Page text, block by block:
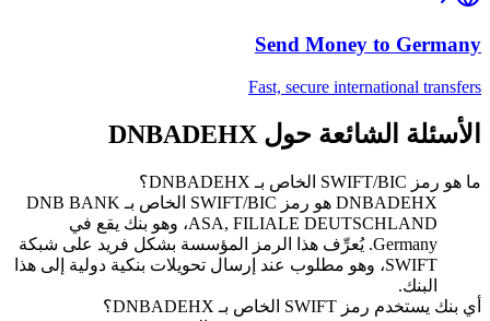
Send Money to Germany
Fast, secure international transfers
الأسئلة الشائعة حول DNBADEHX
ما هو رمز SWIFT/BIC الخاص بـ DNBADEHX؟
DNBADEHX هو رمز SWIFT/BIC الخاص بـ DNB BANK
ASA, FILIALE DEUTSCHLAND، وهو بنك يقع في
Germany. يُعرِّف هذا الرمز المؤسسة بشكل فريد على شبكة
SWIFT، وهو مطلوب عند إرسال تحويلات بنكية دولية إلى هذا
البنك.
أي بنك يستخدم رمز SWIFT الخاص بـ DNBADEHX؟